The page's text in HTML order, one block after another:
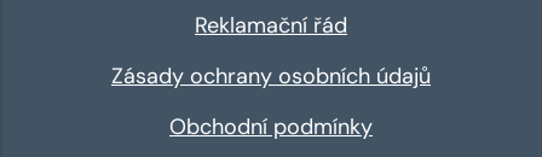
Reklamační řád
Zásady ochrany osobních údajů
Obchodní podmínky